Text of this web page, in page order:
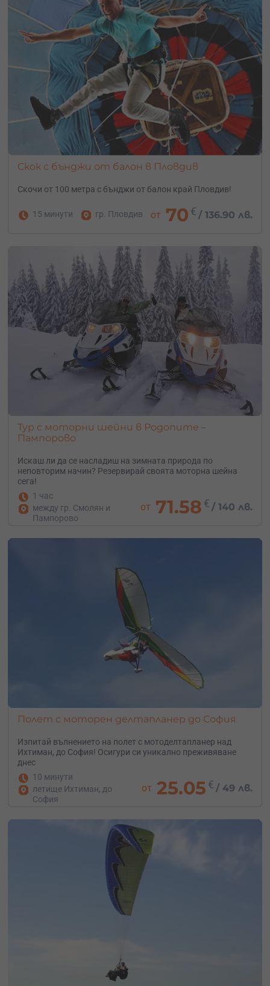
Скок с бънджи от балон в Пловдив
Скочи от 100 метра с бънджи от балон край Пловдив!
15 минути гр. Пловдив от 70 € /136.90 лв.
Тур с моторни шейни в Родопите –
Пампорово
Искаш ли да се насладиш на зимната природа по
неповторим начин? Резервирай своята моторна шейна
сега!
1 час
между гр. Смолян и
Пампорово
от 71.58 € /140 лв.
Полет с моторен делтапланер до София
Изпитай вълнението на полет с мотоделтапланер над
Ихтиман, до София! Осигури си уникално преживяване
днес
10 минути
летище Ихтиман, до
София
от 25.05 € / 49 лв.